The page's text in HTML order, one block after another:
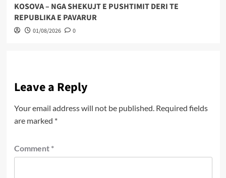
KOSOVA – NGA SHEKUJT E PUSHTIMIT DERI TE
REPUBLIKA E PAVARUR
01/08/2026 0
Leave a Reply
Your email address will not be published. Required fields
are marked *
Comment *